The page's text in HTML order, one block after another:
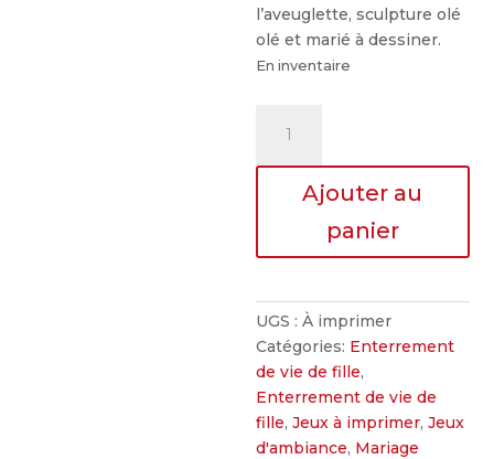
l’aveuglette, sculpture olé
olé et marié à dessiner.
En inventaire
4
vie
de
fille
Ajouter au
panier
UGS :À imprimer
Catégories: Enterrement
de vie de fille,
Enterrement de vie de
fille,Jeux à imprimer,Jeux
d'ambiance, Mariage